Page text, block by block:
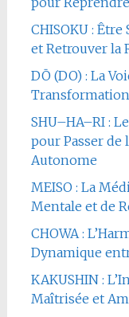
CHISOKU : Être
et Retrouver la
DŌ (DO) : La
SHU–HA–RI :
pour Passer de
Autonome
MEISO : La
Mentale et de
CHOWA :
Dynamique
KAKUSHIN :
Maîtrisée et